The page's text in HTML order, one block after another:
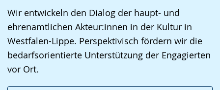
Wir entwickeln den Dialog der haupt- und
ehrenamtlichen Akteur:innen in der Kultur in
Westfalen-Lippe. Perspektivisch fördern wir die
bedarfsorientierte Unterstützung der Engagierten
vor Ort.
wechseln.
Deutscher
Gebärdensprache
wird
angezeigt.